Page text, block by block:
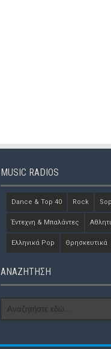
MUSIC RADIOS
Dance & Top 40 Rock
Έντεχνη & Μπαλάντες
Ελληνικά Pop Θρησκευτικά
ΑΝΑΖΗΤΗΣΗ